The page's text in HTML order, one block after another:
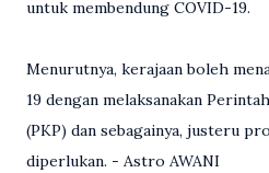
untuk membendung COVID-19.
Menurutnya, kerajaan boleh
19 dengan melaksanakan
(PKP) dan sebagainya, justeru
diperlukan. - Astro AWANI